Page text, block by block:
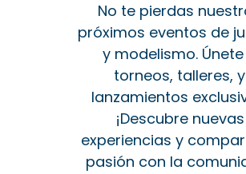
No te pierdas
próximos eventos de
y modelismo.
torneos, talleres, y
lanzamientos
¡Descubre nuevas
experiencias y
pasión con la